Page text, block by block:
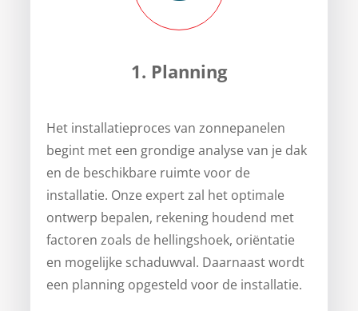
1. Planning
Het installatieproces van zonnepanelen
begint met een grondige analyse van je dak
en de beschikbare ruimte voor de
installatie. Onze expert zal het optimale
ontwerp bepalen, rekening houdend met
factoren zoals de hellingshoek, oriëntatie
en mogelijke schaduwval. Daarnaast wordt
een planning opgesteld voor de installatie.